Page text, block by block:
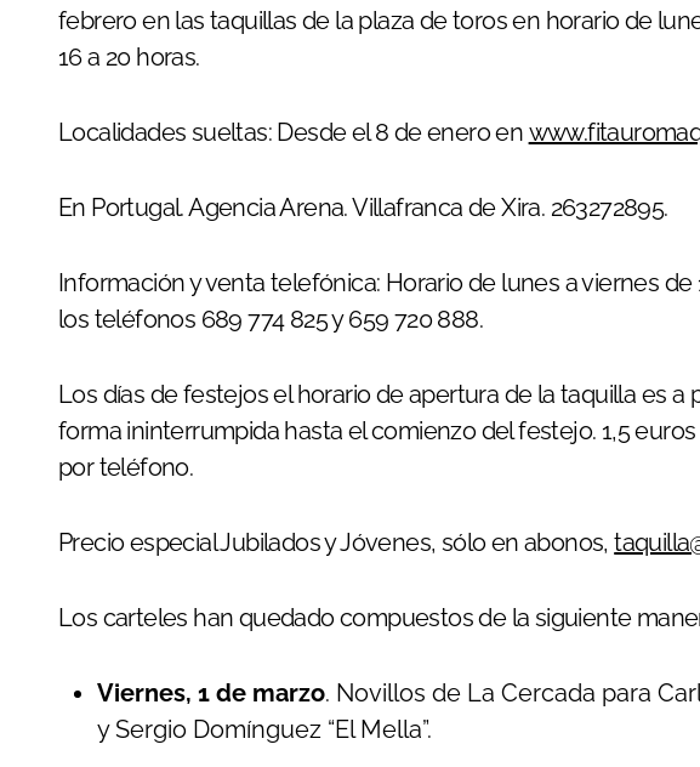
febrero en las taquillas de la plaza de toros en horario de
16 a 20 horas.
Localidades sueltas: Desde el 8 de enero en
En Portugal. Agencia Arena. Villafranca de Xira. 263272895.
Información y venta telefónica: Horario de lunes a viernes de
los teléfonos 689 774 825 y 659 720 888.
Los días de festejos el horario de apertura de la taquilla es a
forma ininterrumpida hasta el comienzo del festejo. 1,5
por teléfono.
Precio especial Jubilados y Jóvenes, sólo en abonos,
Los carteles han quedado compuestos de la siguiente
Viernes, 1 de marzo. Novillos de La Cercada para
y Sergio Domínguez “El Mella”.